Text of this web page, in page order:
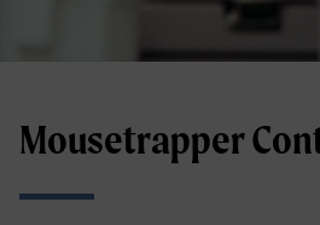
Mousetrapper